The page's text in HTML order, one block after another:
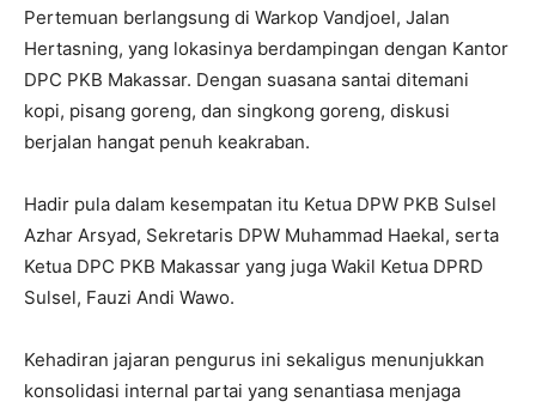
Pertemuan berlangsung di Warkop Vandjoel, Jalan
Hertasning, yang lokasinya berdampingan dengan Kantor
DPC PKB Makassar. Dengan suasana santai ditemani
kopi, pisang goreng, dan singkong goreng, diskusi
berjalan hangat penuh keakraban.
Hadir pula dalam kesempatan itu Ketua DPW PKB Sulsel
Azhar Arsyad, Sekretaris DPW Muhammad Haekal, serta
Ketua DPC PKB Makassar yang juga Wakil Ketua DPRD
Sulsel, Fauzi Andi Wawo.
Kehadiran jajaran pengurus ini sekaligus menunjukkan
konsolidasi internal partai yang senantiasa menjaga